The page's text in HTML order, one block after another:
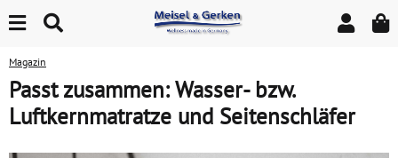
Magazin
Passt zusammen: Wasser- bzw.
Luftkernmatratze und Seitenschläfer